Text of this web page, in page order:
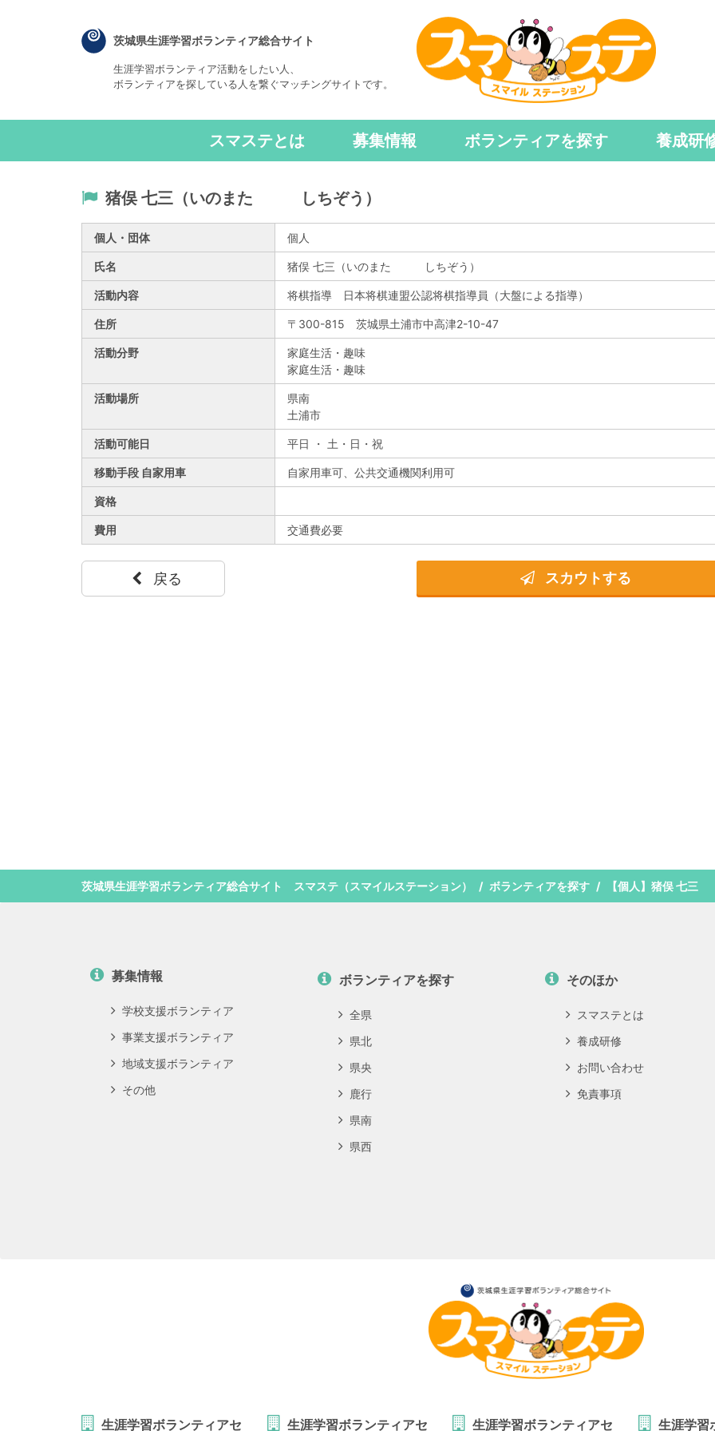
茨城県生涯学習ボランティア総合サイト
生涯学習ボランティア活動をしたい人、
ボランティアを探している人を繋ぐマッチングサイトです。
スマステとは 募集情報 ボランティアを探す 養成研
猪俣 七三（いのまた しちぞう）
個人・団体 個人
氏名 猪俣 七三（いのまた しちぞう）
活動内容 将棋指導 日本将棋連盟公認将棋指導員（大盤による指導）
住所 〒300-815 茨城県土浦市中高津2-10-47
活動分野
家庭生活・趣味
家庭生活・趣味
活動場所
県南
土浦市
活動可能日 平日 ・ 土・日・祝
移動手段 自家用車 自家用車可、公共交通機関利用可
資格
費用 交通費必要
戻る スカウトする
茨城県生涯学習ボランティア総合サイト スマステ（スマイルステーション） ボランティアを探す 【個人】猪俣 七三
募集情報
学校支援ボランティア
事業支援ボランティア
地域支援ボランティア
その他
ボランティアを探す
全県
県北
県央
鹿行
県南
県西
そのほか
スマステとは
養成研修
お問い合わせ
免責事項
生涯学習ボランティアセ 生涯学習ボランティアセ 生涯学習ボランティアセ 生涯学習